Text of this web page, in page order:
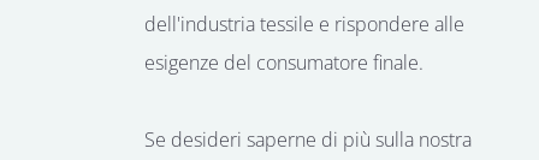
dell'industria tessile e rispondere alle
esigenze del consumatore finale.
Se desideri saperne di più sulla nostra